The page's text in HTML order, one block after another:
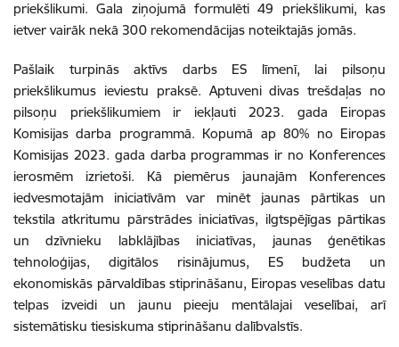
priekšlikumi. Gala ziņojumā formulēti 49 priekšlikumi, kas
ietver vairāk nekā 300 rekomendācijas noteiktajās jomās.
Pašlaik turpinās aktīvs darbs ES līmenī, lai pilsoņu
priekšlikumus ieviestu praksē. Aptuveni divas trešdaļas no
pilsoņu priekšlikumiem ir iekļauti 2023. gada Eiropas
Komisijas darba programmā. Kopumā ap 80% no Eiropas
Komisijas 2023. gada darba programmas ir no Konferences
ierosmēm izrietoši. Kā piemērus jaunajām Konferences
iedvesmotajām iniciatīvām var minēt jaunas pārtikas un
tekstila atkritumu pārstrādes iniciatīvas, ilgtspējīgas pārtikas
un dzīvnieku labklājības iniciatīvas, jaunas ģenētikas
tehnoloģijas, digitālos risinājumus, ES budžeta un
ekonomiskās pārvaldības stiprināšanu, Eiropas veselības datu
telpas izveidi un jaunu pieeju mentālajai veselībai, arī
sistemātisku tiesiskuma stiprināšanu dalībvalstīs.